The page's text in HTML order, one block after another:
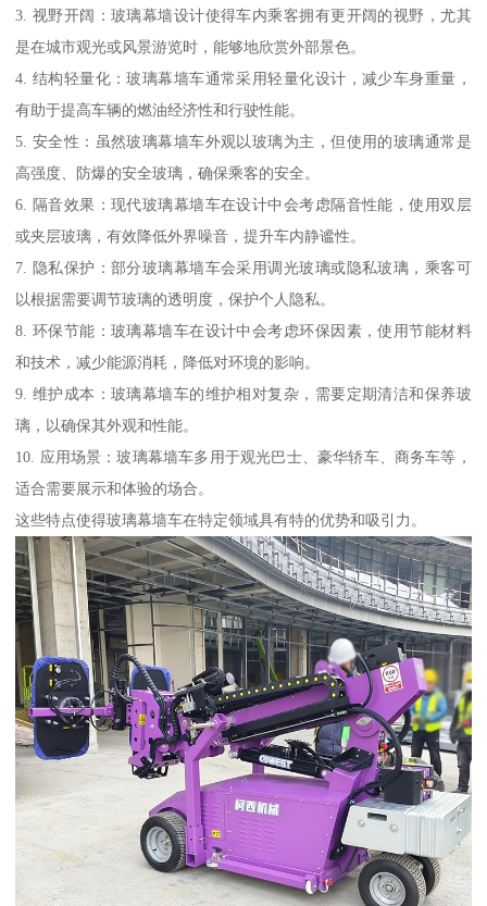
3. 视野开阔：玻璃幕墙设计使得车内乘客拥有更开阔的视野，尤其
是在城市观光或风景游览时，能够地欣赏外部景色。
4. 结构轻量化：玻璃幕墙车通常采用轻量化设计，减少车身重量，
有助于提高车辆的燃油经济性和行驶性能。
5. 安全性：虽然玻璃幕墙车外观以玻璃为主，但使用的玻璃通常是
高强度、防爆的安全玻璃，确保乘客的安全。
6. 隔音效果：现代玻璃幕墙车在设计中会考虑隔音性能，使用双层
或夹层玻璃，有效降低外界噪音，提升车内静谧性。
7. 隐私保护：部分玻璃幕墙车会采用调光玻璃或隐私玻璃，乘客可
以根据需要调节玻璃的透明度，保护个人隐私。
8. 环保节能：玻璃幕墙车在设计中会考虑环保因素，使用节能材料
和技术，减少能源消耗，降低对环境的影响。
9. 维护成本：玻璃幕墙车的维护相对复杂，需要定期清洁和保养玻
璃，以确保其外观和性能。
10. 应用场景：玻璃幕墙车多用于观光巴士、豪华轿车、商务车等，
适合需要展示和体验的场合。
这些特点使得玻璃幕墙车在特定领域具有特的优势和吸引力。